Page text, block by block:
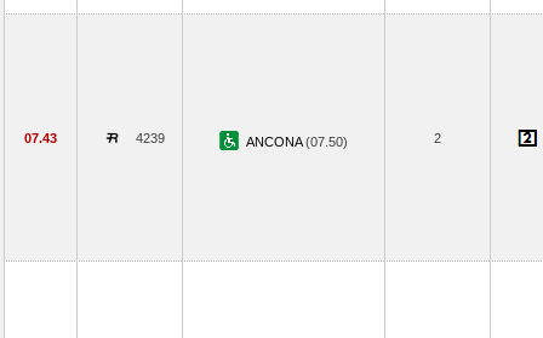
07.43 4239 ANCONA(07.50) 2